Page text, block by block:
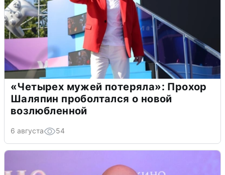
«Четырех мужей потеряла»: Прохор
Шаляпин проболтался о новой
возлюбленной
6 августа 54